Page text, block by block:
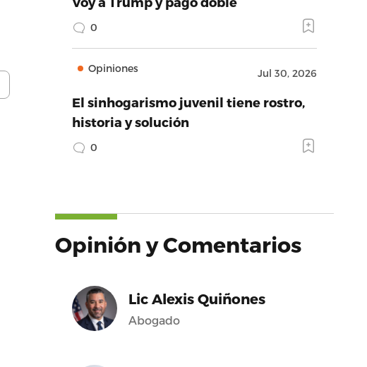
0
Opiniones Jul 30, 2026
El sinhogarismo juvenil tiene rostro,
historia y solución
0
Opinión y Comentarios
Lic Alexis Quiñones
Abogado